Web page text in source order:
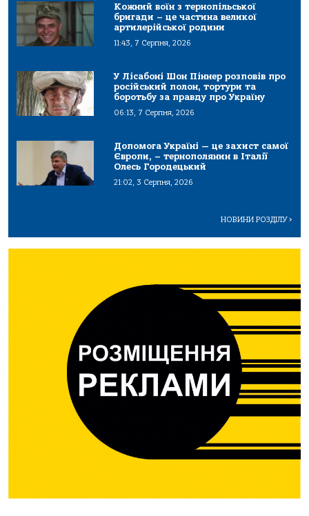
Кожний воїн з тернопільської
бригади – це частина великої
артилерійської родини
11:43, 7 Серпня, 2026
У Лісабоні Шон Піннер розповів про
російський полон, тортури та
боротьбу за правду про Україну
06:13, 7 Серпня, 2026
Допомога Україні — це захист самої
Європи, – тернополянин в Італії
Олесь Городецький
21:02, 3 Серпня, 2026
НОВИНИ РОЗДІЛУ>